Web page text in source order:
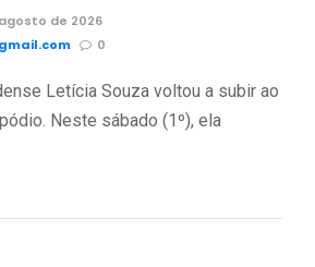
de 2026
0
Letícia Souza voltou a subir ao
Neste sábado (1º), ela